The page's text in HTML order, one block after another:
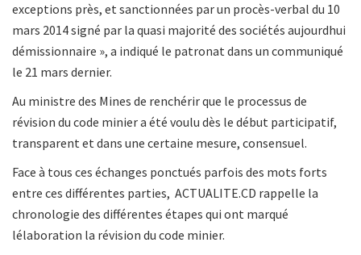
exceptions près, et sanctionnées par un procès-verbal du 10
mars 2014 signé par la quasi majorité des sociétés aujourdhui
démissionnaire », a indiqué le patronat dans un communiqué
le 21 mars dernier.
Au ministre des Mines de renchérir que le processus de
révision du code minier a été voulu dès le début participatif,
transparent et dans une certaine mesure, consensuel.
Face à tous ces échanges ponctués parfois des mots forts
entre ces différentes parties, ACTUALITE.CD rappelle la
chronologie des différentes étapes qui ont marqué
lélaboration la révision du code minier.